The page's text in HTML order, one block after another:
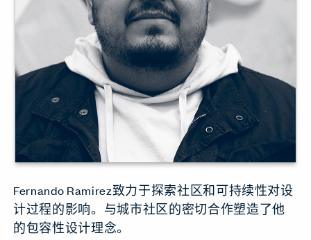
Fernando Ramirez致力于探索社区和可持续性对设
计过程的影响。与城市社区的密切合作塑造了他
的包容性设计理念。